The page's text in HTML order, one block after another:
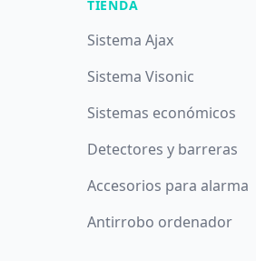
TIENDA
Sistema Ajax
Sistema Visonic
Sistemas económicos
Detectores y barreras
Accesorios para alarma
Antirrobo ordenador